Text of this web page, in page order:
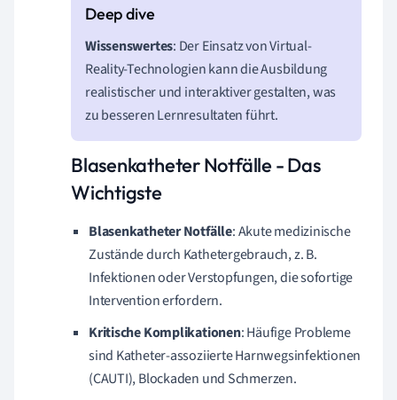
Wissenswertes: Der Einsatz von Virtual-
Reality-Technologien kann die Ausbildung
realistischer und interaktiver gestalten, was
zu besseren Lernresultaten führt.
Blasenkatheter Notfälle - Das
Wichtigste
Blasenkatheter Notfälle: Akute medizinische
Zustände durch Kathetergebrauch, z. B.
Infektionen oder Verstopfungen, die sofortige
Intervention erfordern.
Kritische Komplikationen: Häufige Probleme
sind Katheter-assoziierte Harnwegsinfektionen
(CAUTI), Blockaden und Schmerzen.